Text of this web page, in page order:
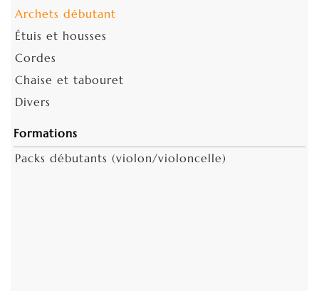
Archets débutant
Étuis et housses
Cordes
Chaise et tabouret
Divers
Formations
Packs débutants (violon/violoncelle)